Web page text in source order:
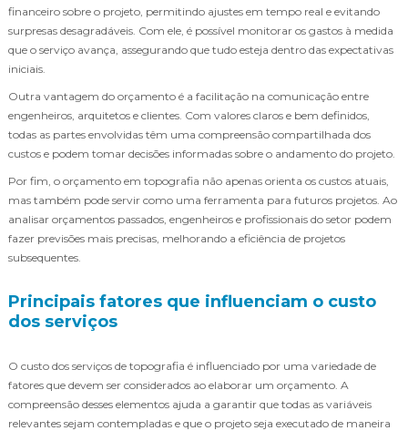
financeiro sobre o projeto, permitindo ajustes em tempo real e evitando
surpresas desagradáveis. Com ele, é possível monitorar os gastos à medida
que o serviço avança, assegurando que tudo esteja dentro das expectativas
iniciais.
Outra vantagem do orçamento é a facilitação na comunicação entre
engenheiros, arquitetos e clientes. Com valores claros e bem definidos,
todas as partes envolvidas têm uma compreensão compartilhada dos
custos e podem tomar decisões informadas sobre o andamento do projeto.
Por fim, o orçamento em topografia não apenas orienta os custos atuais,
mas também pode servir como uma ferramenta para futuros projetos. Ao
analisar orçamentos passados, engenheiros e profissionais do setor podem
fazer previsões mais precisas, melhorando a eficiência de projetos
subsequentes.
Principais fatores que influenciam o custo
dos serviços
O custo dos serviços de topografia é influenciado por uma variedade de
fatores que devem ser considerados ao elaborar um orçamento. A
compreensão desses elementos ajuda a garantir que todas as variáveis
relevantes sejam contempladas e que o projeto seja executado de maneira